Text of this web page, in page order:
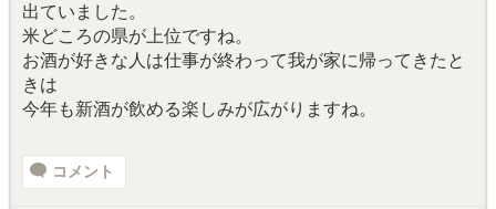
出ていました。
米どころの県が上位ですね。
お酒が好きな人は仕事が終わって我が家に帰ってきたと
きは
今年も新酒が飲める楽しみが広がりますね。
コメント